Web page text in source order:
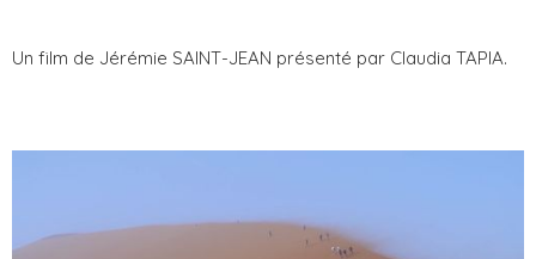
Un film de Jérémie SAINT-JEAN présenté par Claudia TAPIA.